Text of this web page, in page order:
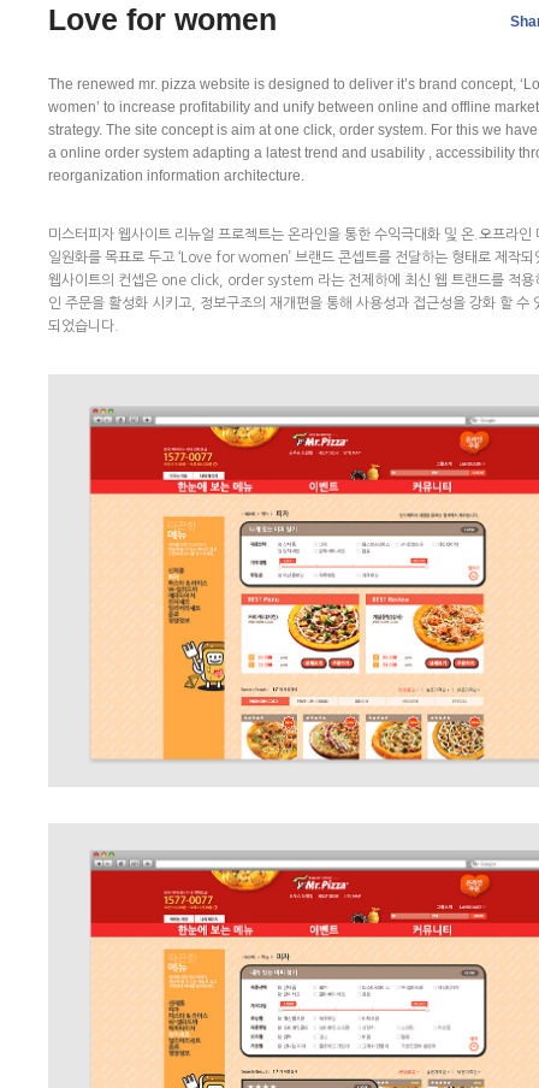
Love for women
The renewed mr. pizza website is designed to deliver it’s brand concept,
women’ to increase profitability and unify between online and offline
strategy. The site concept is aim at one click, order system. For this we
a online order system adapting a latest trend and usability , accessibility
reorganization information architecture.
미스터피자 웹사이트 리뉴얼 프로젝트는 온라인을 통한 수익극대화 및 온.오프라인
일원화를 목표로 두고 ‘Love for women’ 브랜드 콘셉트를 전달하는 형태로 제작되
웹사이트의 컨셉은 one click, order system 라는 전제하에 최신 웹 트랜드를 적용
인 주문을 활성화 시키고, 정보구조의 재개편을 통해 사용성과 접근성을 강화 할 수
되었습니다.